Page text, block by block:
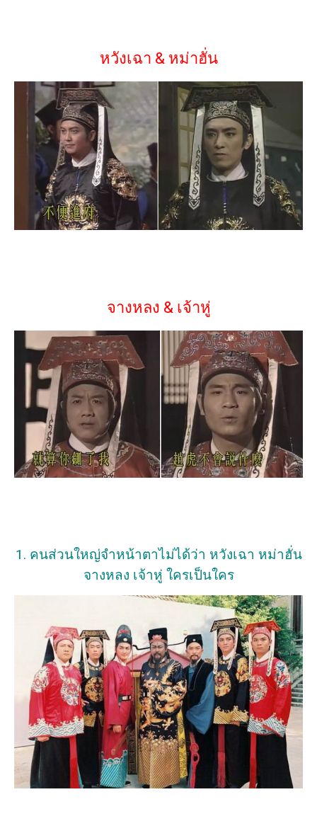
หวังเฉา & หม่าฮั่น
จางหลง & เจ้าหู่
1. คนส่วนใหญ่จำหน้าตาไม่ได้ว่า หวังเฉา หม่าฮั่น
จางหลง เจ้าหู่ ใครเป็นใคร